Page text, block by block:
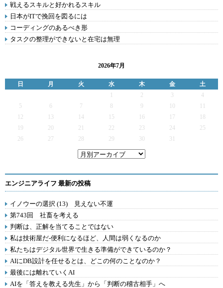
戦えるスキルと好かれるスキル
日本がITで挽回を図るには
コーディングのあるべき形
タスクの整理ができないと在宅は無理
2026年7月
日 月 火 水 木 金
土
2 3
4
5
6 7 9
12
13 14 15 16 17
19
20 21 22 23 24
25
26
27 28 29 30 31
エンジニアライフ 最新の投稿
イノウーの選択 (13) 見えない不運
第743回 社畜を考える
判断は、正解を当てることではない
私は技術屋だ-便利になるほど、人間は弱くなるのか
私たちはデジタル世界で生きる準備ができているのか？
AIにDB設計を任せるとは、どこの何のことなのか？
最後には離れていくAI
AIを「答えを教える先生」から「判断の稽古相手」へ